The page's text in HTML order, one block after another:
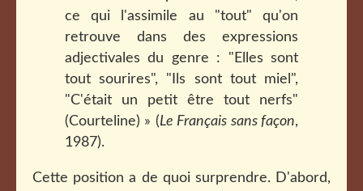
ce qui l'assimile au "tout" qu'on
retrouve dans des expressions
adjectivales du genre : "Elles sont
tout sourires", "Ils sont tout miel",
"C'était un petit être tout nerfs"
(Courteline) » (Le Français sans façon,
1987).
Cette position a de quoi surprendre. D'abord,